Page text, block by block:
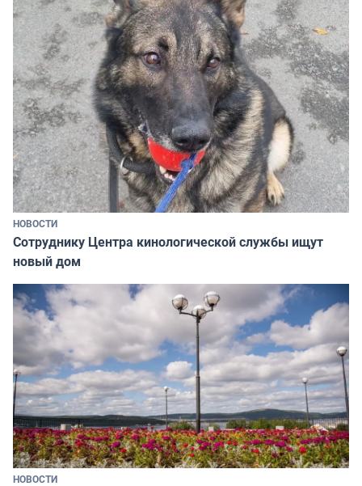
НОВОСТИ
Сотруднику Центра кинологической службы ищут
новый дом
НОВОСТИ